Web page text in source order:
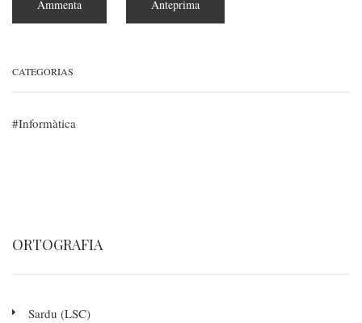
CATEGORIAS
Informàtica
ORTOGRAFIA
Sardu (LSC)